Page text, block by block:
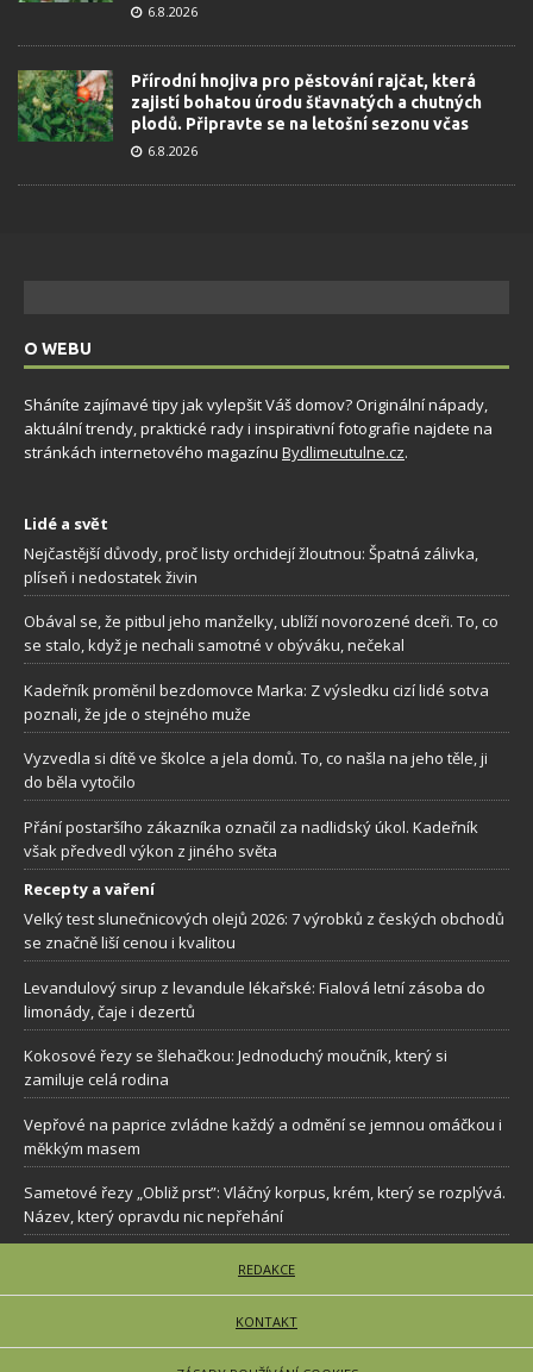
6.8.2026
Přírodní hnojiva pro pěstování rajčat, která
zajistí bohatou úrodu šťavnatých a chutných
plodů. Připravte se na letošní sezonu včas
6.8.2026
O WEBU
Sháníte zajímavé tipy jak vylepšit Váš domov? Originální nápady,
aktuální trendy, praktické rady i inspirativní fotografie najdete na
stránkách internetového magazínu Bydlimeutulne.cz.
Lidé a svět
Nejčastější důvody, proč listy orchidejí žloutnou: Špatná zálivka,
plíseň i nedostatek živin
Obával se, že pitbul jeho manželky, ublíží novorozené dceři. To, co
se stalo, když je nechali samotné v obýváku, nečekal
Kadeřník proměnil bezdomovce Marka: Z výsledku cizí lidé sotva
poznali, že jde o stejného muže
Vyzvedla si dítě ve školce a jela domů. To, co našla na jeho těle, ji
do běla vytočilo
Přání postaršího zákazníka označil za nadlidský úkol. Kadeřník
však předvedl výkon z jiného světa
Recepty a vaření
Velký test slunečnicových olejů 2026: 7 výrobků z českých obchodů
se značně liší cenou i kvalitou
Levandulový sirup z levandule lékařské: Fialová letní zásoba do
limonády, čaje i dezertů
Kokosové řezy se šlehačkou: Jednoduchý moučník, který si
zamiluje celá rodina
Vepřové na paprice zvládne každý a odmění se jemnou omáčkou i
měkkým masem
Sametové řezy „Obliž prst”: Vláčný korpus, krém, který se rozplývá.
Název, který opravdu nic nepřehání
REDAKCE
KONTAKT